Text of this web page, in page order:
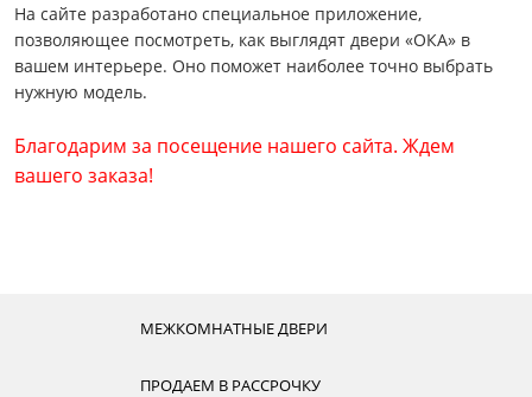
На сайте разработано специальное приложение,
позволяющее посмотреть, как выглядят двери «ОКА» в
вашем интерьере. Оно поможет наиболее точно выбрать
нужную модель.
Благодарим за посещение нашего сайта. Ждем
вашего заказа!
МЕЖКОМНАТНЫЕ ДВЕРИ
ПРОДАЕМ В РАССРОЧКУ